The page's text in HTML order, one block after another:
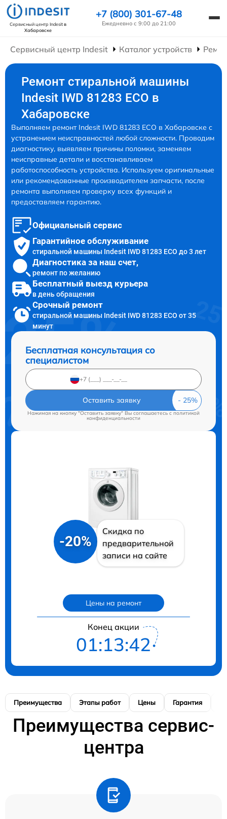
Сервисный центр Indesitв
Хабаровске
+7 (800) 301-67-48
Ежедневно с 9:00 до 21:00
Сервисный центр Indesit Каталог устройств
Ремонт стиральной машины
Indesit IWD 81283 ECO в
Хабаровске
Выполняем ремонт Indesit IWD 81283 ECO в Хабаровске с
устранением неисправностей любой сложности. Проводим
диагностику, выявляем причины поломки, заменяем
неисправные детали и восстанавливаем
работоспособность устройства. Используем оригинальные
или рекомендованные производителем запчасти, после
ремонта выполняем проверку всех функций и
предоставляем гарантию.
Официальный сервис
Гарантийное обслуживание
стиральной машины Indesit IWD 81283 ECO до 3 лет
Диагностика за наш счет,
ремонт по желанию
Бесплатный выезд курьера
в день обращения
Срочный ремонт
стиральной машины Indesit IWD 81283 ECO от 35
минут
Бесплатная консультация со
специалистом
Оставить заявку
Нажимая на кнопку "Оставить заявку" Вы соглашаетесь cполитикой
конфиденциальности
-20%
Скидка по
предварительной
записи на сайте
Цены на ремонт
Конец акции
01:13:40
Преимущества Этапы работ Цены Гарантия
Преимущества сервис-
центра